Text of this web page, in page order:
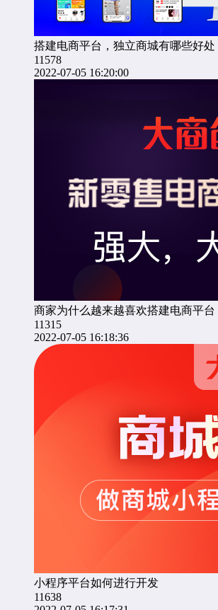
搭建电商平台，独立商城有哪些好处
11578
2022-07-05 16:20:00
商家为什么越来越喜欢搭建电商平台
11315
2022-07-05 16:18:36
小程序平台如何进行开发
11638